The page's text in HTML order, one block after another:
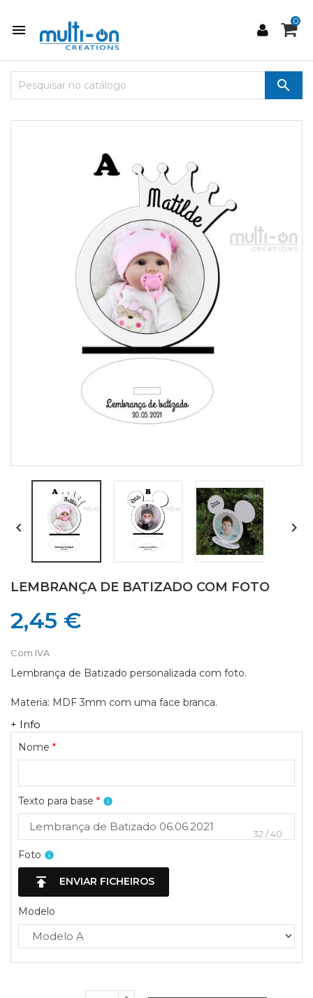

0

 
LEMBRANÇA DE BATIZADO COM FOTO
2,45 €
Com IVA
Lembrança de Batizado personalizada com foto.
Materia: MDF 3mm com uma face branca.
+ Info
Nome *
Texto para base * info
32 /40
Foto info
publish ENVIAR FICHEIROS
Modelo